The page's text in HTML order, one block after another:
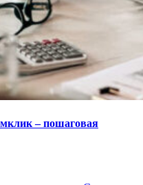
– пошаговая